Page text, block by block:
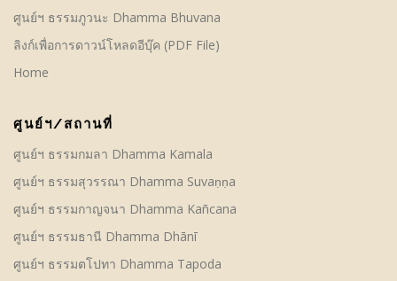
ศูนย์ฯ ธรรมภูวนะ Dhamma Bhuvana
ลิงก์เพื่อการดาวน์โหลดอีบุ๊ค (PDF File)
Home
ศูนย์ฯ/สถานที่
ศูนย์ฯ ธรรมกมลา Dhamma Kamala
ศูนย์ฯ ธรรมสุวรรณา Dhamma Suvaṇṇa
ศูนย์ฯ ธรรมกาญจนา Dhamma Kañcana
ศูนย์ฯ ธรรมธานี Dhamma Dhānī
ศูนย์ฯ ธรรมตโปทา Dhamma Tapoda